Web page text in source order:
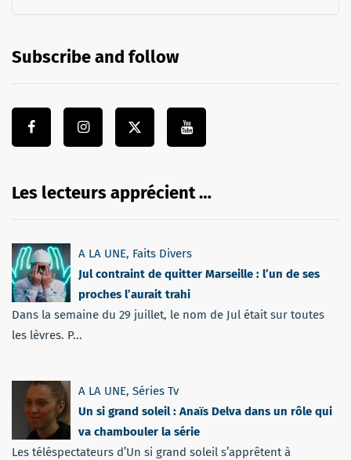
Subscribe and follow
Les lecteurs apprécient …
A LA UNE, Faits Divers
Jul contraint de quitter Marseille : l’un de ses
proches l’aurait trahi
Dans la semaine du 29 juillet, le nom de Jul était sur toutes
les lèvres. P...
A LA UNE, Séries Tv
Un si grand soleil : Anaïs Delva dans un rôle qui
va chambouler la série
Les téléspectateurs d’Un si grand soleil s’apprêtent à